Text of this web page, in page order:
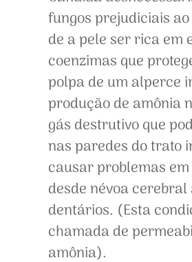
fungos prejudiciais
de a pele ser rica em
coenzimas que
polpa de um alperce
produção de amônia
gás destrutivo que
nas paredes do trato
causar problemas
desde névoa
dentários. (Esta
chamada de
amônia).